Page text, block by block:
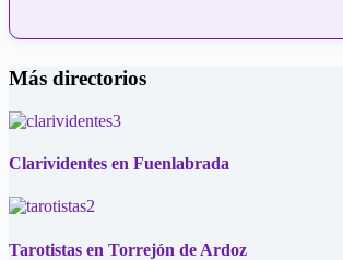
Más directorios
Clarividentes en Fuenlabrada
Tarotistas en Torrejón de Ardoz